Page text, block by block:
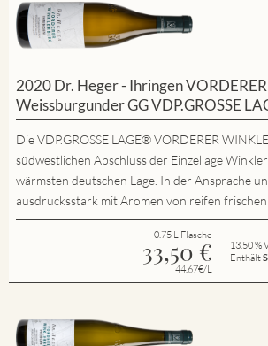
2020 Dr. Heger - Ihringen
Weissburgunder GG VDP.GROSSE
Die VDP.GROSSE LAGE® VORDERER
südwestlichen Abschluss der Einzellage
wärmsten deutschen Lage. In der Ansprache
ausdrucksstark mit Aromen von reifen frischen
0.75 L Flasche
33,50 €
44.67€/L
13.50 %
Enthält